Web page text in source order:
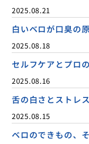
2025.08.21
白いベロが口臭の
2025.08.18
セルフケアとプロ
2025.08.16
舌の白さとストレ
2025.08.15
ベロのできもの、